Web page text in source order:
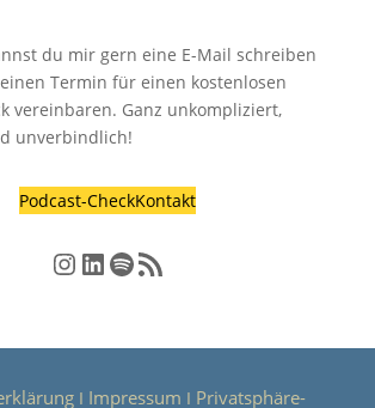
du mir gern eine E-Mail schreiben
Termin für einen kostenlosen
vereinbaren. Ganz unkompliziert,
unverbindlich!
Podcast-CheckKontakt
Instagram
LinkedIn
Spotify
RSS-Feed
Ι Impressum Ι Privatsphäre-